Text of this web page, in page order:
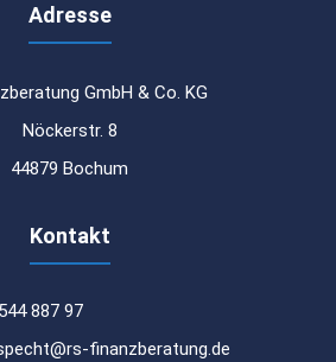
Adresse
GmbH & Co. KG
Nöckerstr. 8
44879 Bochum
Kontakt
887 97
finanzberatung.de